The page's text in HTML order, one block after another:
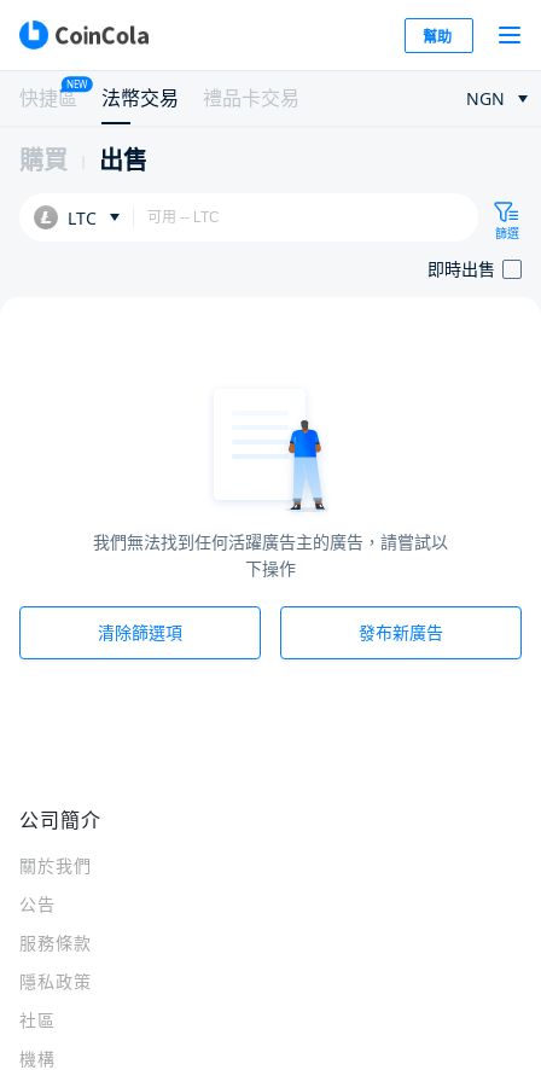
幫助
快捷區
NEW
法幣交易 禮品卡交易 NGN
購買 出售
LTC
篩選
即時出售
我們無法找到任何活躍廣告主的廣告，請嘗試以
下操作
清除篩選項 發布新廣告
公司簡介
關於我們
公告
服務條款
隱私政策
社區
機構